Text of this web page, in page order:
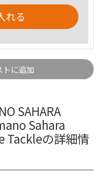
れる
に追加
SAHARA
Sahara
Tackleの詳細情